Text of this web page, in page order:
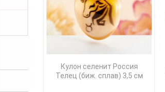
Кулон селенит Россия
Телец (биж. сплав) 3,5 см